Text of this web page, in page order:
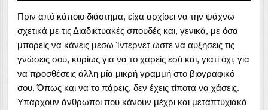
Πριν από κάποιο διάστημα, είχα αρχίσει να την ψάχνω
σχετικά με τις Διαδικτυακές σπουδές και, γενικά, με όσα
μπορείς να κάνεις μέσω Ίντερνετ ώστε να αυξήσεις τις
γνώσεις σου, κυρίως για να το χαρείς εσύ και, γιατί όχι, για
να προσθέσεις άλλη μία μικρή γραμμή στο βιογραφικό
σου.Όπως και να το πάρεις, δεν έχεις τίποτα να χάσεις.
Υπάρχουν άνθρωποι που κάνουν μέχρι και μεταπτυχιακά